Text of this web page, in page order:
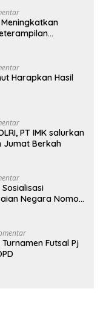
Meningkatkan
Harapkan Hasil
PT IMK salurkan
Jumat Berkah
Sosialisasi
Negara Nomor
Futsal Pj